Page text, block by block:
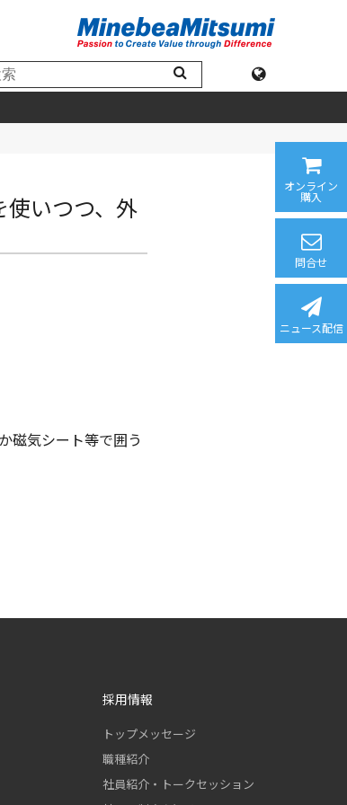
オンライン
購入
問合せ
ニュース配信
使いつつ、外
磁気シート等で囲う
採用情報
トップメッセージ
職種紹介
社員紹介・トークセッション